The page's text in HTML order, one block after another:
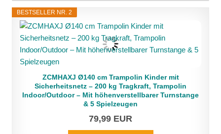
BESTSELLER NR. 2
ZCMHAXJ Ø140 cm Trampolin Kinder mit
Sicherheitsnetz – 200 kg Tragkraft, Trampolin
Indoor/Outdoor – Mit höhenverstellbarer Turnstange
& 5 Spielzeugen
79,99 EUR